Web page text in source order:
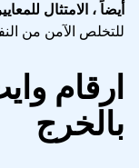
أيضاً ، الامتثال
للتخلص الآمن من
ارقام
بالخرج